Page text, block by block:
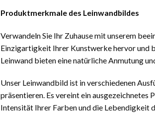
Produktmerkmale des Leinwandbildes
Verwandeln Sie Ihr Zuhause mit unserem
Einzigartigkeit Ihrer Kunstwerke hervor und
Leinwand bieten eine natürliche Anmutung
Unser Leinwandbild ist in verschiedenen
präsentieren. Es vereint ein
Intensität Ihrer Farben und die Lebendigkeit